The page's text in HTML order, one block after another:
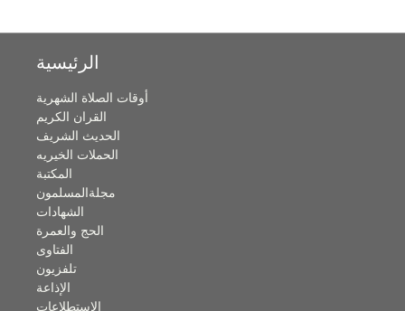
الرئيسية
أوقات الصلاة الشهرية
القران الكريم
الحديث الشريف
الحملات الخيريه
المكتبة
مجلةالمسلمون
الشهادات
الحج والعمرة
الفتاوى
تلفزيون
الإذاعة
الاستطلاعات